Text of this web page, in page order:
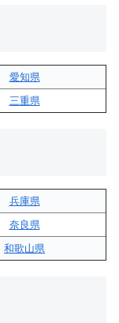
愛知県
三重県
兵庫県
奈良県
和歌山県